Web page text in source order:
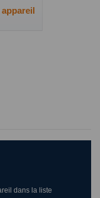
dans la liste